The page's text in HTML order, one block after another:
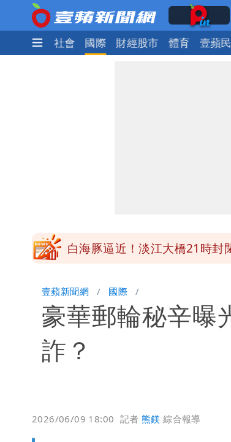
政治 社會 國際 財經股市 體育 壹蘋
白海豚逼近！淡江大橋21時封
穿中國貨內褲逛街「整件掉
壹蘋新聞網 國際
豪華郵輪秘辛曝
詐？
2026/06/09 18:00 記者熊鎂 綜合報導